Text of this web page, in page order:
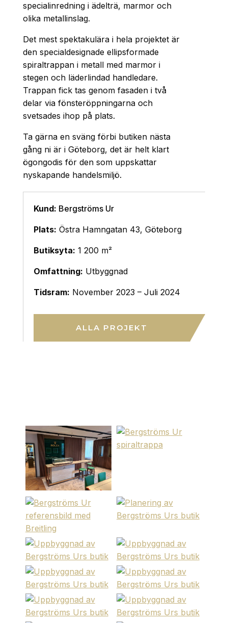
specialinredning i ädelträ, marmor och
olika metallinslag.
Det mest spektakulära i hela projektet är
den specialdesignade ellipsformade
spiraltrappan i metall med marmor i
stegen och läderlindad handledare.
Trappan fick tas genom fasaden i två
delar via fönsteröppningarna och
svetsades ihop på plats.
Ta gärna en sväng förbi butiken nästa
gång ni är i Göteborg, det är helt klart
ögongodis för den som uppskattar
nyskapande handelsmiljö.
Kund: Bergströms Ur
Plats: Östra Hamngatan 43, Göteborg
Butiksyta: 1 200 m²
Omfattning: Utbyggnad
Tidsram: November 2023 – Juli 2024
ALLA PROJEKT